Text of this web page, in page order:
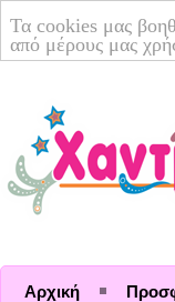
Τα cookies μας
από μέρους μας
Αρχική